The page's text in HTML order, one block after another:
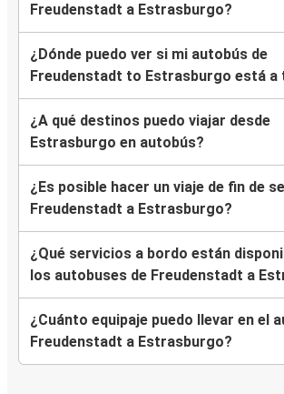
Freudenstadt a Estrasburgo?
¿Dónde puedo ver si mi autobús de
Freudenstadt to Estrasburgo está a
¿A qué destinos puedo viajar desde
Estrasburgo en autobús?
¿Es posible hacer un viaje de fin de
Freudenstadt a Estrasburgo?
¿Qué servicios a bordo están
los autobuses de Freudenstadt a
¿Cuánto equipaje puedo llevar en el
Freudenstadt a Estrasburgo?